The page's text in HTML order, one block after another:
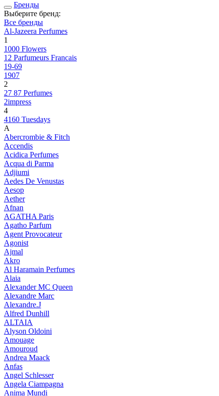
Бренды
Выберите бренд:
Все бренды
Al-Jazeera Perfumes
1
1000 Flowers
12 Parfumeurs Francais
19-69
1907
2
27 87 Perfumes
2impress
4
4160 Tuesdays
A
Abercrombie & Fitch
Accendis
Acidica Perfumes
Acqua di Parma
Adjiumi
Aedes De Venustas
Aesop
Aether
Afnan
AGATHA Paris
Agatho Parfum
Agent Provocateur
Agonist
Ajmal
Akro
Al Haramain Perfumes
Alaia
Alexander MC Queen
Alexandre Marc
Alexandre.J
Alfred Dunhill
ALTAIA
Alyson Oldoini
Amouage
Amouroud
Andrea Maack
Anfas
Angel Schlesser
Angela Ciampagna
Anima Mundi